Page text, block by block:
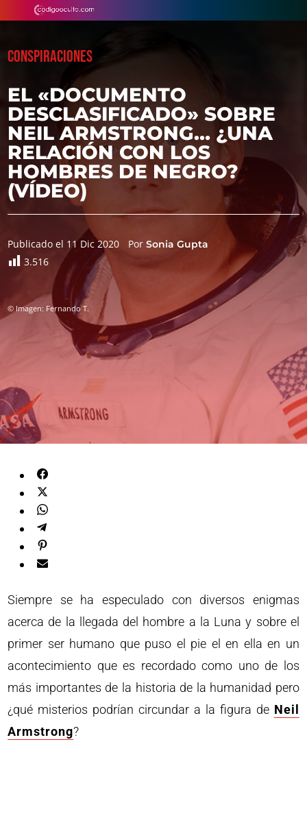
CONSPIRACIONES
EL «DOCUMENTO
DESCLASIFICADO» SOBRE
NEIL ARMSTRONG… ¿UNA
RELACIÓN CON LOS
HOMBRES DE NEGRO?
(VÍDEO)
Publicado el 11 Dic 2020 PorSonia Gupta
3.516
© Imagen: Fernando T.
Siempre se ha especulado con diversos enigmas
acerca de la llegada del hombre a la Luna y sobre el
primer ser humano que puso el pie el en ella en un
acontecimiento que es recordado como uno de los
más importantes de la historia de la humanidad pero
¿qué misterios podrían circundar a la figura de Neil
Armstrong?